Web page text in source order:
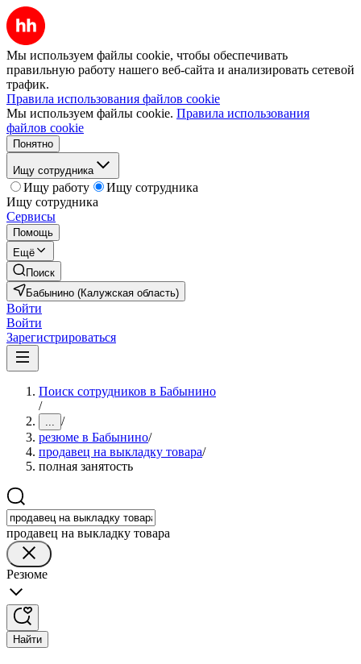
Мы используем файлы cookie, чтобы обеспечивать
правильную работу нашего веб-сайта и анализировать сетевой
трафик.
Правила использования файлов cookie
Мы используем файлы cookie. Правила использования
файлов cookie
Понятно
Ищу сотрудника
Ищу работу
Ищу сотрудника
Ищу сотрудника
Сервисы
Помощь
Ещё
Поиск
Бабынино (Калужская область)
Войти
Войти
Зарегистрироваться
Поиск сотрудников в Бабынино
/
... /
резюме в Бабынино/
продавец на выкладку товара/
полная занятость
продавец на выкладку товара
Резюме
Найти